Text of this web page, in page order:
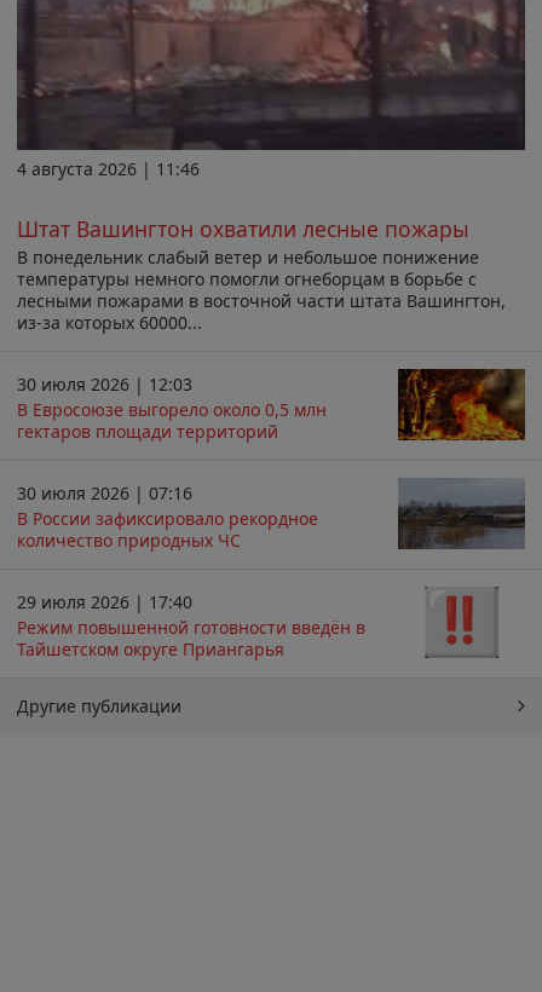
4 августа 2026 | 11:46
Штат Вашингтон охватили лесные пожары
В понедельник слабый ветер и небольшое понижение
температуры немного помогли огнеборцам в борьбе с
лесными пожарами в восточной части штата Вашингтон,
из-за которых 60000...
30 июля 2026 | 12:03
В Евросоюзе выгорело около 0,5 млн
гектаров площади территорий
30 июля 2026 | 07:16
В России зафиксировало рекордное
количество природных ЧС
29 июля 2026 | 17:40
Режим повышенной готовности введён в
Тайшетском округе Приангарья
Другие публикации